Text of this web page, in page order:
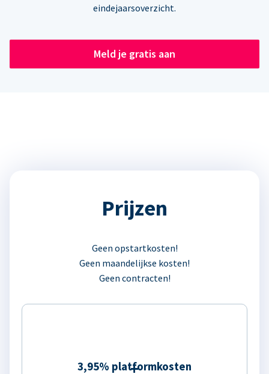
eindejaarsoverzicht.
Meld je gratis aan
Prijzen
Geen opstartkosten!
Geen maandelijkse kosten!
Geen contracten!
3,95% platformkosten